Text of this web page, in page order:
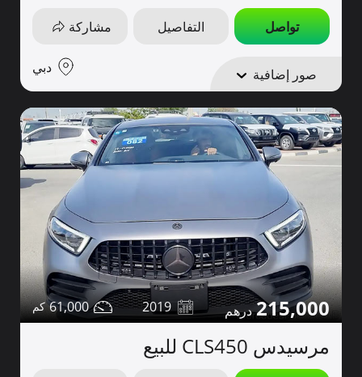
تواصل التفاصيل مشاركة
صور إضافية دبي
215,000
2019
61,000
مرسيدس CLS450 للبيع